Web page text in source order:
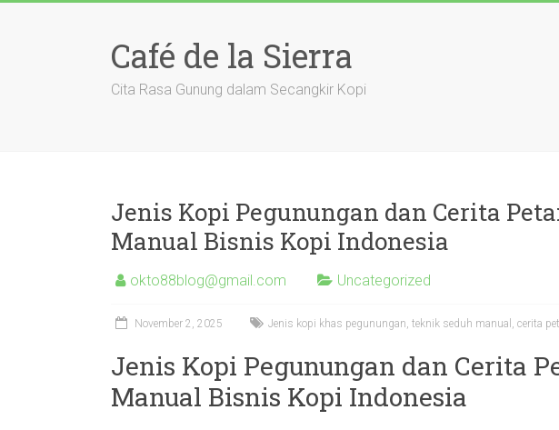
Café de la Sierra
Cita Rasa Gunung dalam Secangkir Kopi
Jenis Kopi Pegunungan dan Cerita
Manual Bisnis Kopi Indonesia
okto88blog@gmail.com Uncategorized
November 2, 2025 Jenis kopi khas pegunungan, teknik seduh manual, cerita
Jenis Kopi Pegunungan dan Cerita
Manual Bisnis Kopi Indonesia